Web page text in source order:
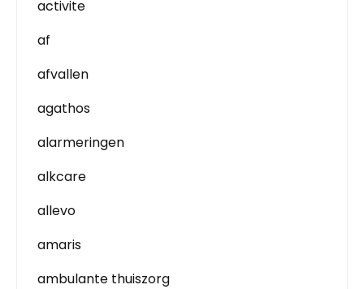
activite
af
afvallen
agathos
alarmeringen
alkcare
allevo
amaris
ambulante thuiszorg